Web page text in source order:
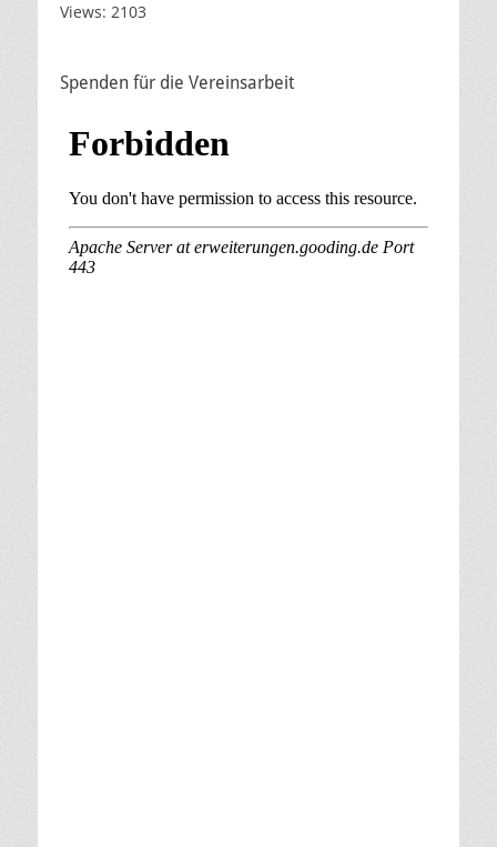
Views: 2103
Spenden für die Vereinsarbeit